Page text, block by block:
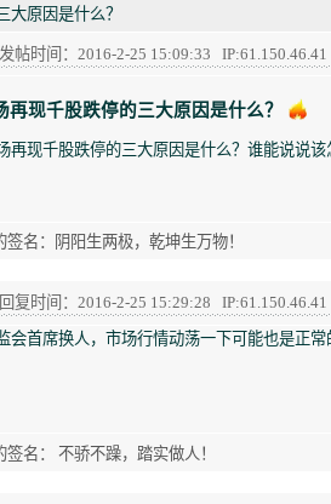
大原因是什么？
发帖时间：2016-2-25 15:09:33
再现千股跌停的三大原因是什么？
再现千股跌停的三大原因是什么？谁能说说该
签名：阴阳生两极，乾坤生万物！
回复时间：2016-2-25 15:29:28 IP:61.150.46.41
会首席换人，市场行情动荡一下可能也是正常
签名： 不骄不躁，踏实做人！